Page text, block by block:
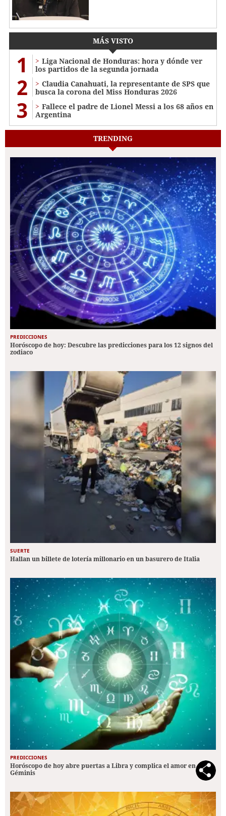
MÁS VISTO
1
Liga Nacional de Honduras: hora y dónde ver
los partidos de la segunda jornada
2
Claudia Canahuati, la representante de SPS que
busca la corona del Miss Honduras 2026
3
Fallece el padre de Lionel Messi a los 68 años en
Argentina
TRENDING
PREDICCIONES
Horóscopo de hoy: Descubre las predicciones para los 12 signos del
zodiaco
SUERTE
Hallan un billete de lotería millonario en un basurero de Italia
PREDICCIONES
Horóscopo de hoy abre puertas a Libra y complica el amor en
Géminis